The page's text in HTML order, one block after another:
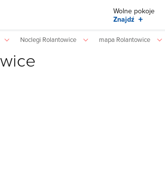
Wolne pokoje
Znajdź +
Noclegi Rolantowice mapa Rolantowice